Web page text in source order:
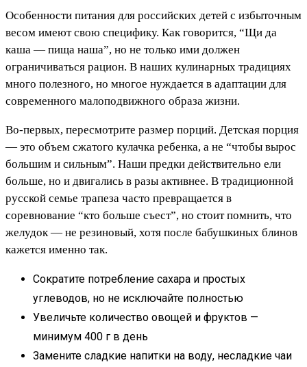
Особенности питания для российских детей с избыточным
весом имеют свою специфику. Как говорится, “Щи да
каша — пища наша”, но не только ими должен
ограничиваться рацион. В наших кулинарных традициях
много полезного, но многое нуждается в адаптации для
современного малоподвижного образа жизни.
Во-первых, пересмотрите размер порций. Детская порция
— это объем сжатого кулачка ребенка, а не “чтобы вырос
большим и сильным”. Наши предки действительно ели
больше, но и двигались в разы активнее. В традиционной
русской семье трапеза часто превращается в
соревнование “кто больше съест”, но стоит помнить, что
желудок — не резиновый, хотя после бабушкиных блинов
кажется именно так.
Сократите потребление сахара и простых
углеводов, но не исключайте полностью
Увеличьте количество овощей и фруктов —
минимум 400 г в день
Замените сладкие напитки на воду, несладкие чаи